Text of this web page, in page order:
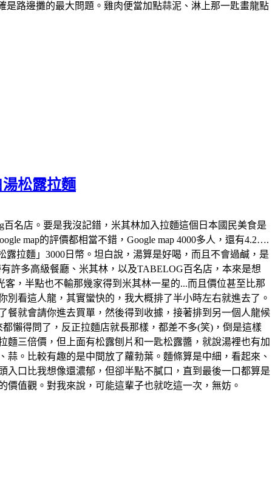
路邊攤的最大問題。雞肉便當加點蒜泥、淋上那一匙畫龍點
湯松露拉麵
百名店。要是我沒記錯，米其林加入拉麵這個日本國民美食是
map的評價都相當不錯，Google map 4000多人，還有4.2….
拉麵」3000日幣。坦白說，湯算是好喝，而且不會過鹹，是
許多高級餐廳、米其林，以及TABELOG百名店，本來是想
，半點也不輸那幾家得到米其林一星的...而且價位甚至比那
看這人龍，其實蠻快的，我大概排了半小時左右就進去了。
餐就會請你進去買單，然後得到收據，接著排到另一個人龍候
懶得問了，反正拉麵店就長那樣，都差不多(笑)，倒是這樣
三倍價，但上面有松露刨片和一匙松露醬，就說湯裡也有加
。比較有趣的是中間放了蘿勃葉。麵條算是中細，看起來、
口比我想像還濃郁，但卻半點不膩口，直到最後一口都算是
值觀。對我來說，可能這輩子也就吃這一次，無妨。